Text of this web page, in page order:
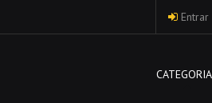
Entrar